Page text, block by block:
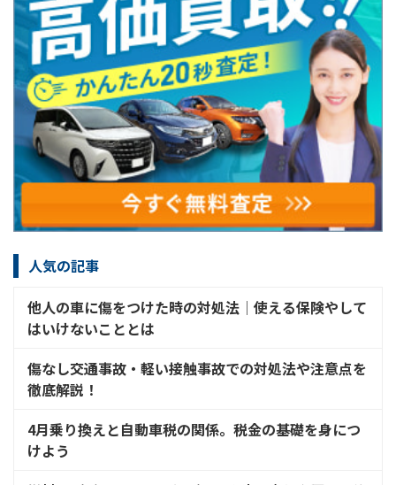
人気の記事
他人の車に傷をつけた時の対処法│使える保険やして
はいけないこととは
傷なし交通事故・軽い接触事故での対処法や注意点を
徹底解説！
4月乗り換えと自動車税の関係。税金の基礎を身につ
けよう